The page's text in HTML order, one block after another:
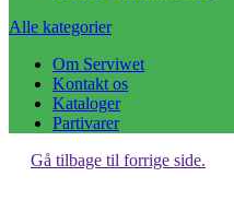
Alle kategorier
Om Serviwet
Kontakt os
Kataloger
Partivarer
Gå tilbage til forrige side.